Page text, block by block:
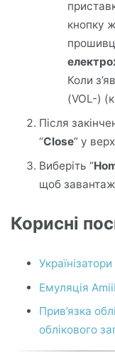
кнопку
Коли
(VOL-)
Після
“Close” у
Виберіть “
щоб
Корисні
Емуляція
Прив’язка
облікового